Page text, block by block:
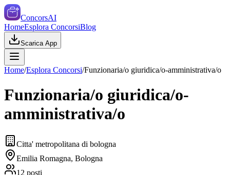
ConcorsAI
HomeEsplora ConcorsiBlog
Scarica App
Home/Esplora Concorsi/Funzionaria/o giuridica/o-amministrativa/o
Funzionaria/o giuridica/o-
amministrativa/o
Citta' metropolitana di bologna
Emilia Romagna, Bologna
12 posti